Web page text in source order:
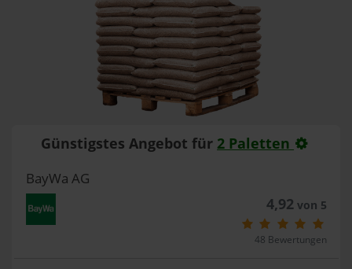
Günstigstes Angebot für 2 Paletten
BayWa AG
4,92von 5
48 Bewertungen